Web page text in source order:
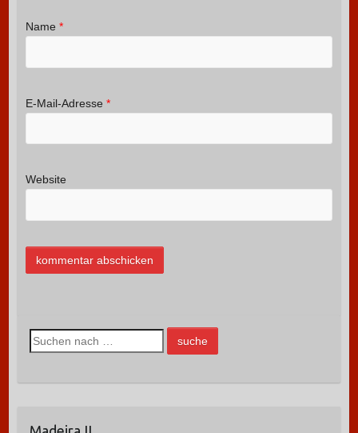
Name *
E-Mail-Adresse *
Website
S
u